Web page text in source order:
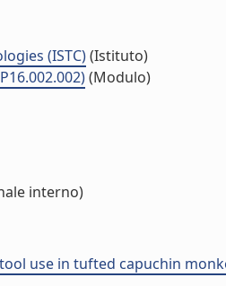
(ISTC)(Istituto)
(Modulo)
interno)
use in tufted capuchin